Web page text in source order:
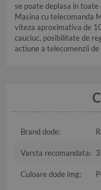
se poate deplasa in
Masina cu telecomanda
viteza aproximativa de
cauciuc, posibilitate de
actiune a telecomenzii
Brand dode:
Varsta recomandata:
Culoare dode img: